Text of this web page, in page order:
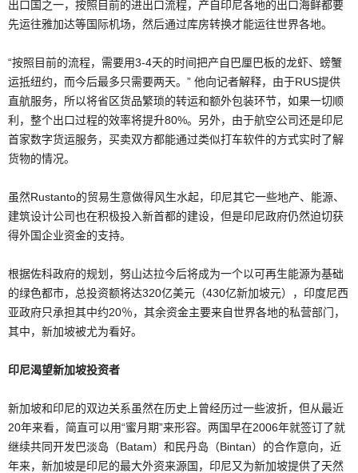
出口国之一，按照目前的进出口流程，产自印尼各地的出口海鲜都要
先运往雅加达等国际机场，然后通过库房转换才能运往世界各地。
“按照目前的流程，需要用3-4天的时间把产自巴厘巴板的龙虾、螃蟹
运抵纽约，而今后最多只需要两天。” 他向记者解释，由于RUS提供
直航服务，所以将省区货品繁琐的转运和额外包装环节，如果一切顺
利，整个出口过程的效率将提升80%。另外，由于航空公司还是印尼
首家数字货运服务，买卖双方都能通过类似打车软件的方式实时了解
货物的情况。
虽然Rustanto的贸易生意做得风生水起，印尼其它一些地产、能源、
建筑设计公司也在积极投入新首都的建设，但是印尼政府仍然迫切获
得外国企业资金的支持。
根据佐科政府的规划，努山达拉今后将成为一个以可再生能源为基础
的绿色都市，总投资额将达320亿美元（430亿新加坡元），印度尼西
亚政府只承担其中约20％，其余资金主要来自世界各地的私营部门，
其中，新加坡被尤为看好。
印尼渴望新加坡投资者
新加坡和印尼的双边关系虽然在历史上曾经历过一些波折，但从最近
20年来看，简直可以用“蜜月期”来形容。两国早在2006年就签订了就
继续共同开发巴淡岛（Batam）和民丹岛（Bintan）的合作意向，近
年来，新加坡是印尼的最大外资来源国，印尼又为新加坡提供了天然